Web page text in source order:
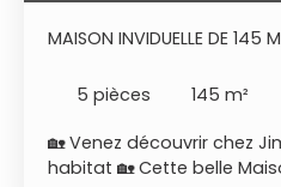
MAISON INVIDUELLE DE 145
5 pièces 145 m²
🏡 Venez découvrir chez
habitat 🏡 Cette belle